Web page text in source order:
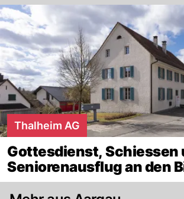
Thalheim AG
Gottesdienst, Schiessen
Seniorenausflug an den